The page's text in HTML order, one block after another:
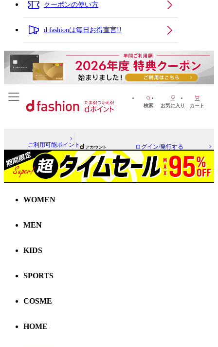
クーポンの使い方
d fashionは毎日お得宣言!!
検索 お気に入り カート
ご利用可能ポイント ログイン/発行する
WOMEN
MEN
KIDS
SPORTS
COSME
HOME